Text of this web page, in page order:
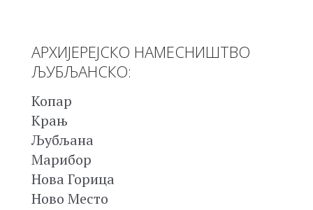
АРХИЈЕРЕЈСКО НАМЕСНИШТВО
ЉУБЉАНСКО:
Копар
Крањ
Љубљана
Марибор
Нова Горица
Ново Место